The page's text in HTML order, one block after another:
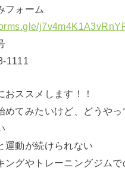
フォーム
1111
おススメします！！
めてみたいけど、どうや
運動が続けられない
ングやトレーニングジム